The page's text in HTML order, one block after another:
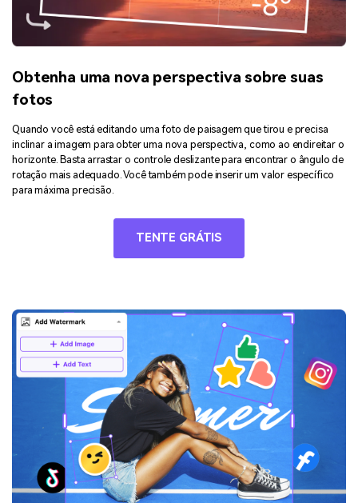
Obtenha uma nova perspectiva sobre suas
fotos
Quando você está editando uma foto de paisagem que tirou e precisa
inclinar a imagem para obter uma nova perspectiva, como ao endireitar o
horizonte. Basta arrastar o controle deslizante para encontrar o ângulo de
rotação mais adequado. Você também pode inserir um valor específico
para máxima precisão.
TENTE GRÁTIS